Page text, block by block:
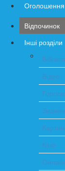
Оголошення
Відпочинок
Інші розділи
Відео
Кіно